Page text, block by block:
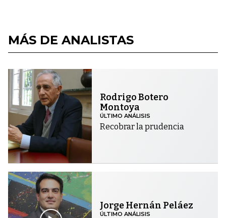
MÁS DE ANALISTAS
Rodrigo Botero
Montoya
ÚLTIMO ANÁLISIS
Recobrar la prudencia
Jorge Hernán Peláez
ÚLTIMO ANÁLISIS